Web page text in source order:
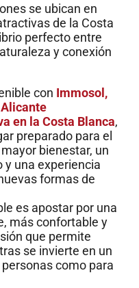
se ubican en
de la Costa
perfecto entre
y conexión
con Immosol,
en la Costa Blanca,
preparado para el
bienestar, un
una experiencia
formas de
es apostar por una
más confortable y
que permite
se invierte en un
como para